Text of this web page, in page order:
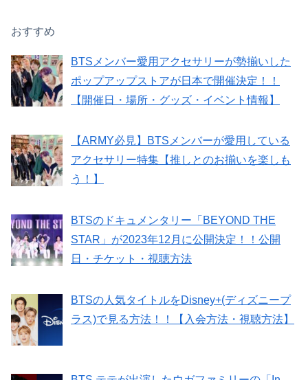
おすすめ
BTSメンバー愛用アクセサリーが勢揃いした
ポップアップストアが日本で開催決定！！
【開催日・場所・グッズ・イベント情報】
【ARMY必見】BTSメンバーが愛用している
アクセサリー特集【推しとのお揃いを楽しも
う！】
BTSのドキュメンタリー「BEYOND THE
STAR」が2023年12月に公開決定！！公開
日・チケット・視聴方法
BTSの人気タイトルをDisney+(ディズニープ
ラス)で見る方法！！【入会方法・視聴方法】